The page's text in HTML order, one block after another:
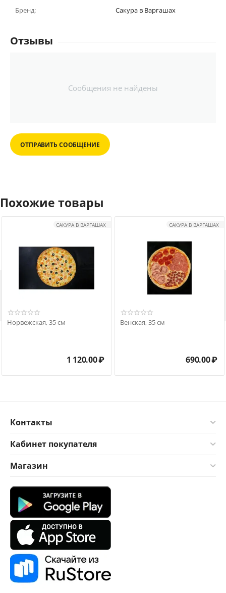
Бренд: Сакура в Варгашах
Отзывы
Сообщения не найдены
ОТПРАВИТЬ СООБЩЕНИЕ
Похожие товары
САКУРА В ВАРГАШАХ
Норвежская, 35 см
1 120.00₽
САКУРА В ВАРГАШАХ
Венская, 35 см
690.00₽
Контакты
Кабинет покупателя
Магазин